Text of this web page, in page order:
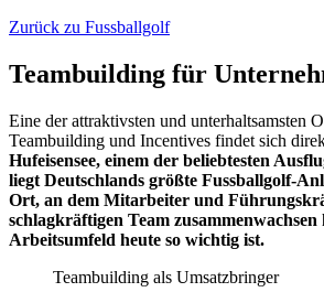
Zurück zu Fussballgolf
Teambuilding für
Eine der attraktivsten und unterhaltsamsten
Teambuilding und Incentives findet sich
Hufeisensee, einem der beliebtesten
liegt Deutschlands größte Fussballgolf-
Ort, an dem Mitarbeiter und
schlagkräftigen Team zusammenwachsen
Arbeitsumfeld heute so wichtig ist.
Teambuilding als Umsatzbringer